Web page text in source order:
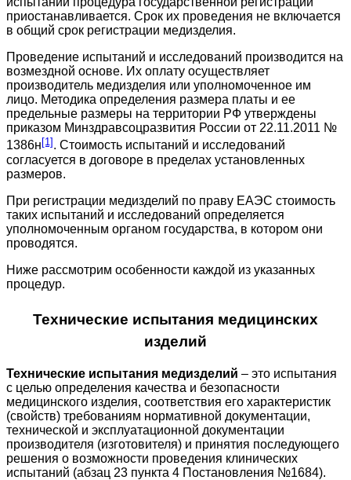
приостанавливается. Срок их проведения не включается
в общий срок регистрации медизделия.
Проведение испытаний и исследований производится на
возмездной основе. Их оплату осуществляет
производитель медизделия или уполномоченное им
лицо. Методика определения размера платы и ее
предельные размеры на территории РФ утверждены
приказом Минздравсоцразвития России от 22.11.2011 №
1386н[1]. Стоимость испытаний и исследований
согласуется в договоре в пределах установленных
размеров.
При регистрации медизделий по праву ЕАЭС стоимость
таких испытаний и исследований определяется
уполномоченным органом государства, в котором они
проводятся.
Ниже рассмотрим особенности каждой из указанных
процедур.
Технические испытания медицинских
изделий
Технические испытания медизделий – это испытания
с целью определения качества и безопасности
медицинского изделия, соответствия его характеристик
(свойств) требованиям нормативной документации,
технической и эксплуатационной документации
производителя (изготовителя) и принятия последующего
решения о возможности проведения клинических
испытаний (абзац 23 пункта 4 Постановления №1684).